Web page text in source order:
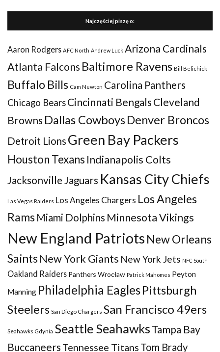
Najczęściej piszę o:
Aaron Rodgers AFC North Andrew Luck Arizona Cardinals
Atlanta Falcons Baltimore Ravens Bill Belichick
Buffalo Bills Cam Newton Carolina Panthers
Chicago BearsCincinnati Bengals Cleveland
Browns Dallas CowboysDenver Broncos
Detroit Lions Green Bay Packers
Houston Texans Indianapolis Colts
Jacksonville Jaguars Kansas City Chiefs
Las Vegas Raiders Los Angeles Chargers Los Angeles
Rams Miami Dolphins Minnesota Vikings
New England Patriots New Orleans
SaintsNew York Giants New York Jets NFC South
Oakland Raiders Panthers Wrocław Patrick Mahomes Peyton
Manning Philadelphia EaglesPittsburgh
Steelers San Diego Chargers San Francisco 49ers
Seahawks Gdynia Seattle Seahawks Tampa Bay
Buccaneers Tennessee Titans Tom Brady